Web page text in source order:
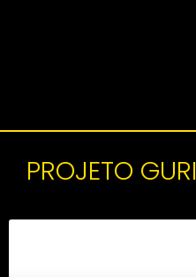
PROJETO GURI